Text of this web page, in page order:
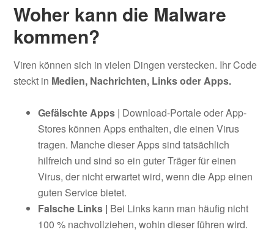
Woher kann die Malware
kommen?
Viren können sich in vielen Dingen verstecken. Ihr Code
steckt in Medien, Nachrichten, Links oder Apps.
Gefälschte Apps | Download-Portale oder App-
Stores können Apps enthalten, die einen Virus
tragen. Manche dieser Apps sind tatsächlich
hilfreich und sind so ein guter Träger für einen
Virus, der nicht erwartet wird, wenn die App einen
guten Service bietet.
Falsche Links | Bei Links kann man häufig nicht
100 % nachvollziehen, wohin dieser führen wird.